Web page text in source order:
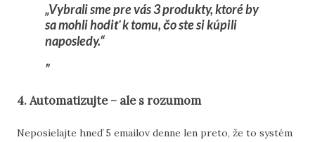
„Vybrali sme pre vás 3 produkty, ktoré by
sa mohli hodiť k tomu, čo ste si kúpili
naposledy.“
4. Automatizujte – ale s rozumom
Neposielajte hneď 5 emailov denne len preto, že to systém